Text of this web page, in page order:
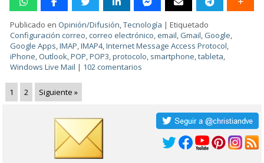
Publicado en Opinión/Difusión,Tecnología |Etiquetado
Configuración correo,correo electrónico, email, Gmail, Google,
Google Apps,IMAP,IMAP4,Internet Message Access Protocol,
iPhone, Outlook,POP,POP3,protocolo, smartphone,tableta,
Windows Live Mail | 102 comentarios
1 2 Siguiente »